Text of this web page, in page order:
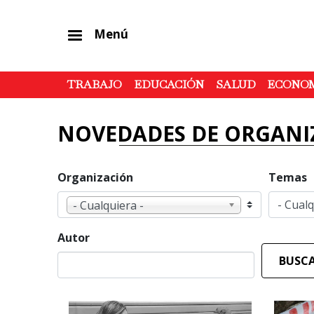
Menú
TRABAJO EDUCACIÓN SALUD
NOVEDADES DE
Organización
- Cualquiera -
Temas
Autor